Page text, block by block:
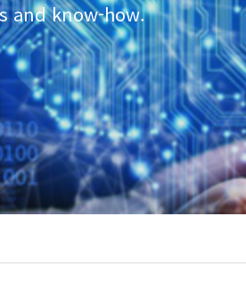
and know-how.